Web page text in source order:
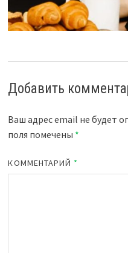
Добавить
Ваш адрес email не будет
поля помечены *
КОММЕНТАРИЙ *